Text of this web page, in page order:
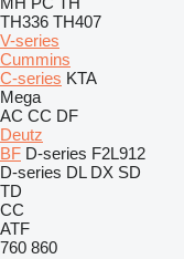
TH336 TH407
V-series
Cummins
C-series KTA
Mega
AC CC DF
Deutz
BF D-series F2L912
D-series DL DX SD
TD
CC
ATF
760 860